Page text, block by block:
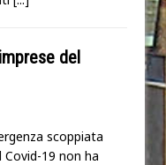
del
scoppiata
Covid-19 non ha